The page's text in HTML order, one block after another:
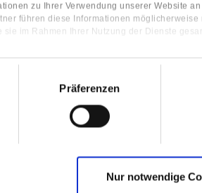
zu Ihrer Verwendung unserer Website
führen diese Informationen
sie im Rahmen Ihrer Nutzung der Dienste
Präferenzen
Nur notwendige